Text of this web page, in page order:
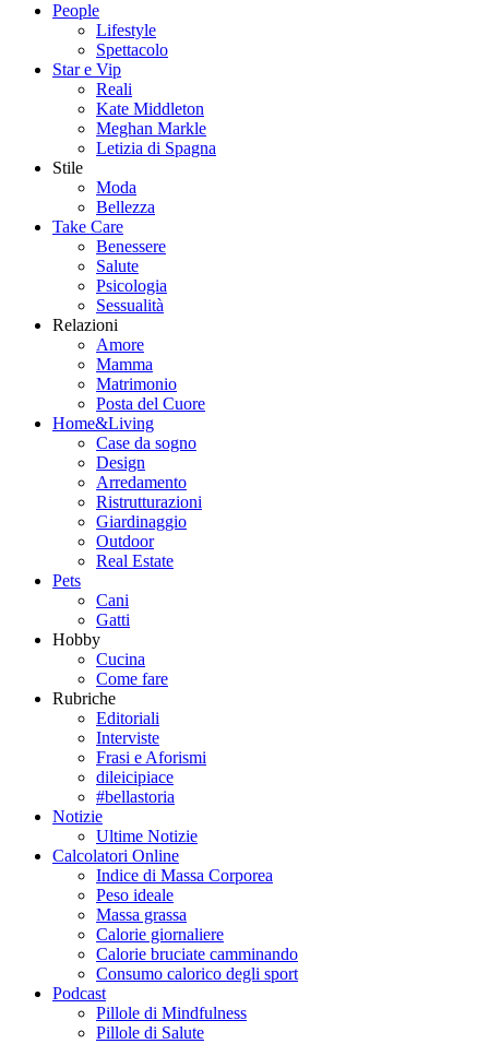
People
Lifestyle
Spettacolo
Star e Vip
Reali
Kate Middleton
Meghan Markle
Letizia di Spagna
Stile
Moda
Bellezza
Take Care
Benessere
Salute
Psicologia
Sessualità
Relazioni
Amore
Mamma
Matrimonio
Posta del Cuore
Home&Living
Case da sogno
Design
Arredamento
Ristrutturazioni
Giardinaggio
Outdoor
Real Estate
Pets
Cani
Gatti
Hobby
Cucina
Come fare
Rubriche
Editoriali
Interviste
Frasi e Aforismi
dileicipiace
#bellastoria
Notizie
Ultime Notizie
Calcolatori Online
Indice di Massa Corporea
Peso ideale
Massa grassa
Calorie giornaliere
Calorie bruciate camminando
Consumo calorico degli sport
Podcast
Pillole di Mindfulness
Pillole di Salute